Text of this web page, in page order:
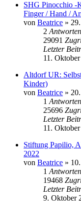
SHG Pinocchio -
Finger / Hand /
von Beatrice »
2 Antworten
29091
Letzter
11.
Altdorf UR:
Kinder)
von Beatrice »
1 Antworten
25696
Letzter
11.
Stiftung Papilio,
2022
von Beatrice »
1 Antworten
19468
Letzter
9. Oktober